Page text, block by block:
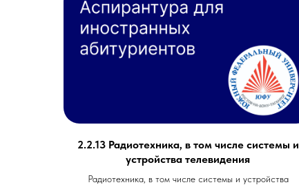
2.2.13 Радиотехника, в том числе системы и
устройства телевидения
Радиотехника, в том числе системы и устройства